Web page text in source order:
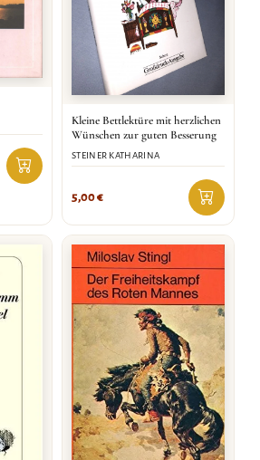
Kleine Bettlektüre mit herzlichen
Wünschen zur guten Besserung
STEINER KATHARINA
5,00€